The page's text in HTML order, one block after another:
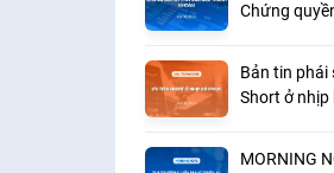
Chứng
Bản tin
Short ở nhịp
MORNING